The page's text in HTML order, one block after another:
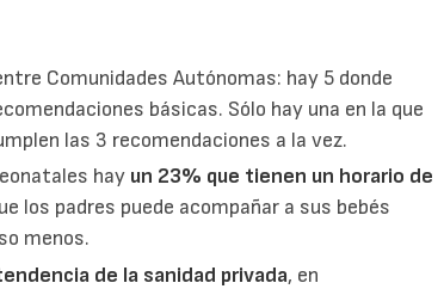
Comunidades Autónomas: hay 5 donde
básicas. Sólo hay una en la que
las 3 recomendaciones a la vez.
hay un 23% que tienen un horario de
los padres puede acompañar a sus bebés
menos.
de la sanidad privada, en